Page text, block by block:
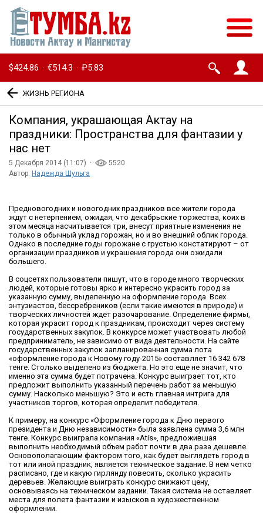
$424.86 · €514.3 · ₽5.83
ЖИЗНЬ РЕГИОНА
Компания, украшающая Актау на
праздники: Пространства для фантазии у
нас нет
5 Декабря 2014 (11:07) ·
5520
Автор: Надежда Шульга
Предновогодних и новогодних праздников все жители города
ждут с нетерпением, ожидая, что декабрьские торжества, коих в
этом месяца насчитывается три, внесут приятные изменения не
только в обычный уклад горожан, но и во внешний облик города.
Однако в последние годы горожане с грустью констатируют – от
организации праздников и украшения города они ожидали
большего.
В соцсетях пользователи пишут, что в городе много творческих
людей, которые готовы ярко и интересно украсить город за
указанную сумму, выделенную на оформление города. Всех
энтузиастов, бессребреников (если такие имеются в природе) и
творческих личностей ждет разочарование. Определение фирмы,
которая украсит город к праздникам, происходит через систему
государственных закупок. В конкурсе может участвовать любой
предприниматель, не зависимо от вида деятельности. На сайте
государственных закупок запланированная сумма лота
«оформление города к Новому году-2015» составляет 16 342 678
тенге. Столько выделено из бюджета. Но это еще не значит, что
именно эта сумма будет потрачена. Конкурс выиграет тот, кто
предложит выполнить указанный перечень работ за меньшую
сумму. Насколько меньшую? Это и есть главная интрига для
участников торгов, которая определит победителя.
К примеру, на конкурс «Оформление города к Дню первого
президента и Дню независимости» была заявлена сумма 3,6 млн
тенге. Конкурс выиграла компания «Atis», предложившая
выполнить необходимый объем работ почти в два раза дешевле.
Основополагающим фактором того, как будет выглядеть город в
тот или иной праздник, является техническое задание. В нем четко
расписано, где и какую гирлянду повесить, сколько украсить
деревьев. Желающие выиграть конкурс снижают цену,
основываясь на техническом задании. Такая система не оставляет
места для полета фантазии и изысков в художественном
оформлении.